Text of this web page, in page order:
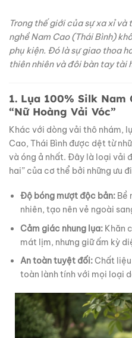
Trong thế giới của sự xa xỉ và
nghề Nam Cao (Thái Bình)
phụ kiện. Đó là sự giao thoa
thiên nhiên và đôi bàn tay tài
1. Lụa 100% Silk Nam
“Nữ Hoàng Vải Vóc”
Khác với dòng vải thô nhám,
Cao, Thái Bình được dệt từ
và óng ả nhất. Đây là loại vải
hai” của cơ thể bởi những ưu
Độ bóng mượt độc bản:Bề
nhiên, tạo nên vẻ ngoài
Cảm giác nhung lụa:Khăn
mát lịm, nhưng giữ ấm kỳ
An toàn tuyệt đối:Chất liệu
toàn lành tính với mọi loại